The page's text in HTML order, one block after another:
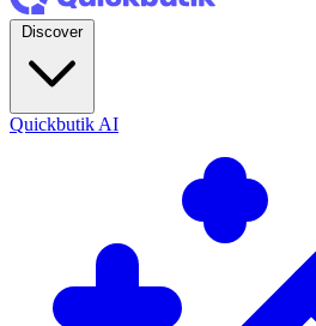
Discover
Quickbutik AI